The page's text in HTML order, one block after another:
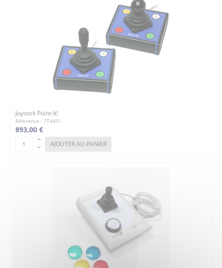
Joystick Point-It!
Réference : 7T4401
893,00 €
AJOUTER AU PANIER